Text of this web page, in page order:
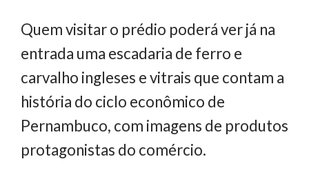
Quem visitar o prédio poderá ver já na
entrada uma escadaria de ferro e
carvalho ingleses e vitrais que contam a
história do ciclo econômico de
Pernambuco, com imagens de produtos
protagonistas do comércio.